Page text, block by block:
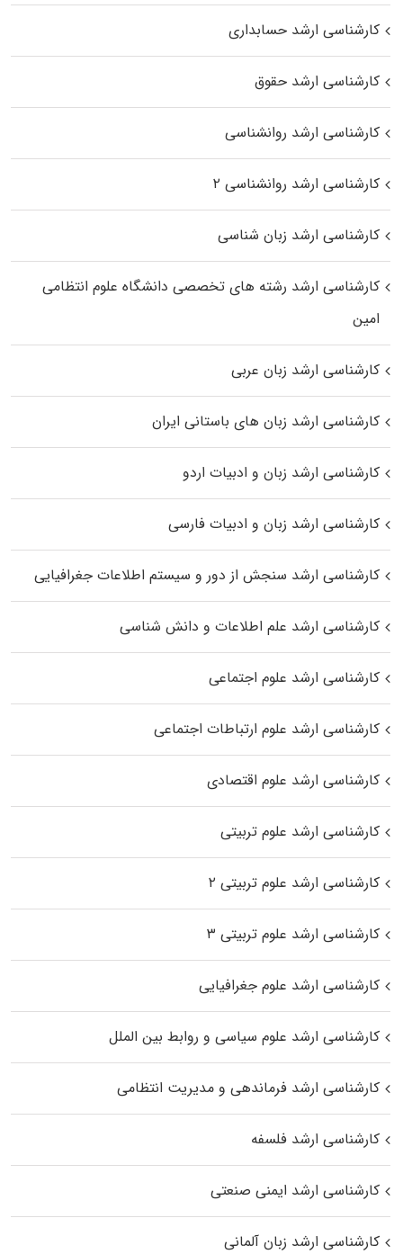
کارشناسی ارشد حسابداری
کارشناسی ارشد حقوق
کارشناسی ارشد روانشناسی
کارشناسی ارشد روانشناسی ۲
کارشناسی ارشد زبان شناسی
کارشناسی ارشد رﺷﺘﻪ ﻫﺎی تخصصی داﻧﺸﮕﺎه ﻋﻠﻮم انتظامی
اﻣﻴﻦ
کارشناسی ارشد زبان عربی
کارشناسی ارشد زبان‌ های باستانی ایران
کارشناسی ارشد زبان و ادبیات اردو
کارشناسی ارشد زبان و ادبیات فارسی
کارشناسی ارشد سنجش از دور و سیستم اطلاعات جغرافیایی
کارشناسی ارشد علم اطلاعات و دانش شناسی
کارشناسی ارشد علوم اجتماعی
کارشناسی ارشد علوم ارتباطات اجتماعی
کارشناسی ارشد علوم اقتصادی
کارشناسی ارشد علوم تربیتی
کارشناسی ارشد علوم تربیتی ۲
کارشناسی ارشد علوم تربیتی ۳
کارشناسی ارشد علوم جغرافیایی
کارشناسی ارشد علوم سیاسی و روابط بین الملل
کارشناسی ارشد فرماندهی و مدیریت انتظامی
کارشناسی ارشد فلسفه
کارشناسی ارشد ایمنی صنعتی
کارشناسی ارشد زبان آلمانی